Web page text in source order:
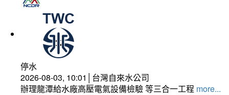
停水
2026-08-03, 10:01│台灣自來水公司
辦理龍潭給水廠高壓電氣設備檢驗 等三合一工程 more...